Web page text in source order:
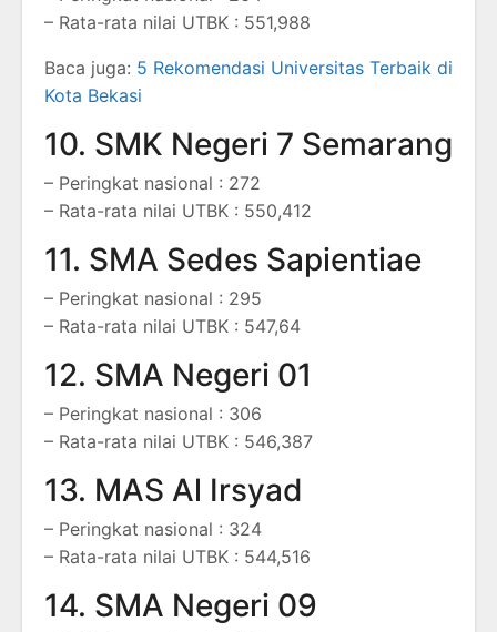
– Rata-rata nilai UTBK : 551,988
Baca juga: 5 Rekomendasi Universitas Terbaik di
Kota Bekasi
10. SMK Negeri 7 Semarang
– Peringkat nasional : 272
– Rata-rata nilai UTBK : 550,412
11. SMA Sedes Sapientiae
– Peringkat nasional : 295
– Rata-rata nilai UTBK : 547,64
12. SMA Negeri 01
– Peringkat nasional : 306
– Rata-rata nilai UTBK : 546,387
13. MAS Al Irsyad
– Peringkat nasional : 324
– Rata-rata nilai UTBK : 544,516
14. SMA Negeri 09